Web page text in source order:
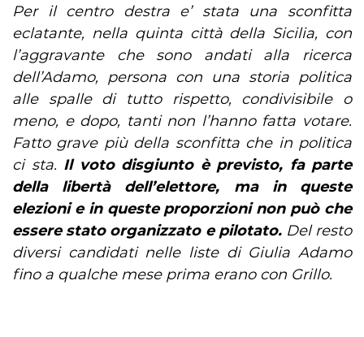
Per il centro destra e’ stata una sconfitta
eclatante, nella quinta città della Sicilia, con
l’aggravante che sono andati alla ricerca
dell’Adamo, persona con una storia politica
alle spalle di tutto rispetto, condivisibile o
meno, e dopo, tanti non l’hanno fatta votare.
Fatto grave più della sconfitta che in politica
ci sta. Il voto disgiunto è previsto, fa parte
della libertà dell’elettore, ma in queste
elezioni e in queste proporzioni non può che
essere stato organizzato e pilotato.Del resto
diversi candidati nelle liste di Giulia Adamo
fino a qualche mese prima erano con Grillo.